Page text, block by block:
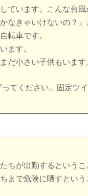
ています。こんな台
なきゃいけないの？
転車です。
ます。
だ小さい子供もいます
てください。固定ツ
ちが出勤するという
まで危険に晒すという